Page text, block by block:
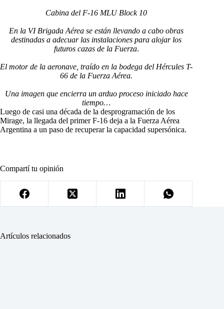
Cabina del F-16 MLU Block 10
En la VI Brigada Aérea se están llevando a cabo obras
destinadas a adecuar las instalaciones para alojar los
futuros cazas de la Fuerza.
El motor de la aeronave, traído en la bodega del Hércules T-
66 de la Fuerza Aérea.
Una imagen que encierra un arduo proceso iniciado hace
tiempo…
Luego de casi una década de la desprogramación de los
Mirage, la llegada del primer F-16 deja a la Fuerza Aérea
Argentina a un paso de recuperar la capacidad supersónica.
Compartí tu opinión
Artículos relacionados